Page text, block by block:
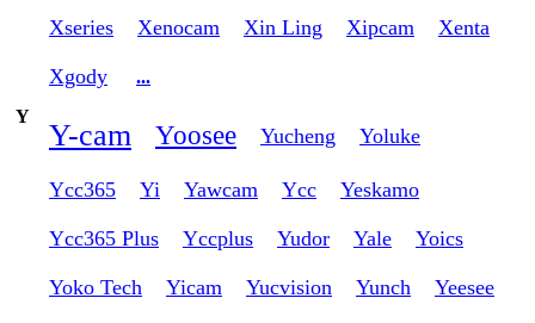
Xseries Xenocam Xin Ling Xipcam Xenta
Xgody
...
Y
Y-cam Yoosee Yucheng Yoluke
Ycc365 Yi Yawcam Ycc Yeskamo
Ycc365 Plus Yccplus Yudor Yale Yoics
Yoko Tech Yicam Yucvision Yunch Yeesee